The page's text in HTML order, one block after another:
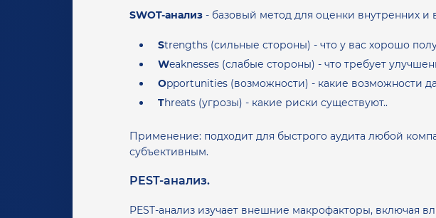
SWOT-анализ - базовый метод для оценки внутренних
Strengths (сильные стороны) - что у вас хорошо
Weaknesses (слабые стороны) - что требует
Opportunities (возможности) - какие возможности
Threats (угрозы) - какие риски существуют..
Применение: подходит для быстрого аудита любой
субъективным.
PEST-анализ.
PEST-анализ изучает внешние макрофакторы, включая